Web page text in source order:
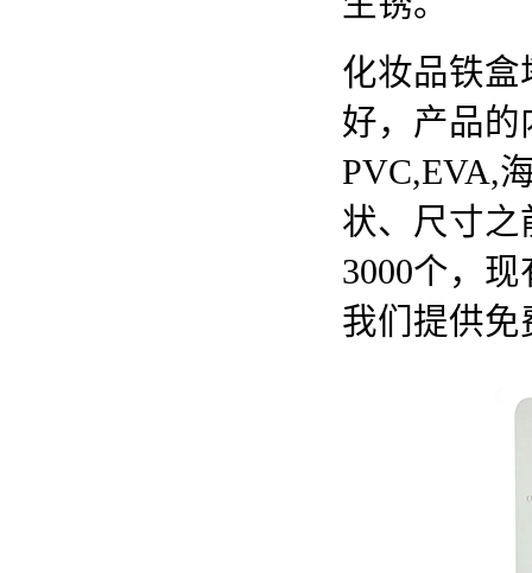
化妆品铁盒
好，产品的
PVC,EVA,
状、尺寸之
3000个，
我们提供免